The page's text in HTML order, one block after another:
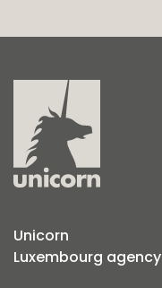
Unicorn
Luxembourg agency